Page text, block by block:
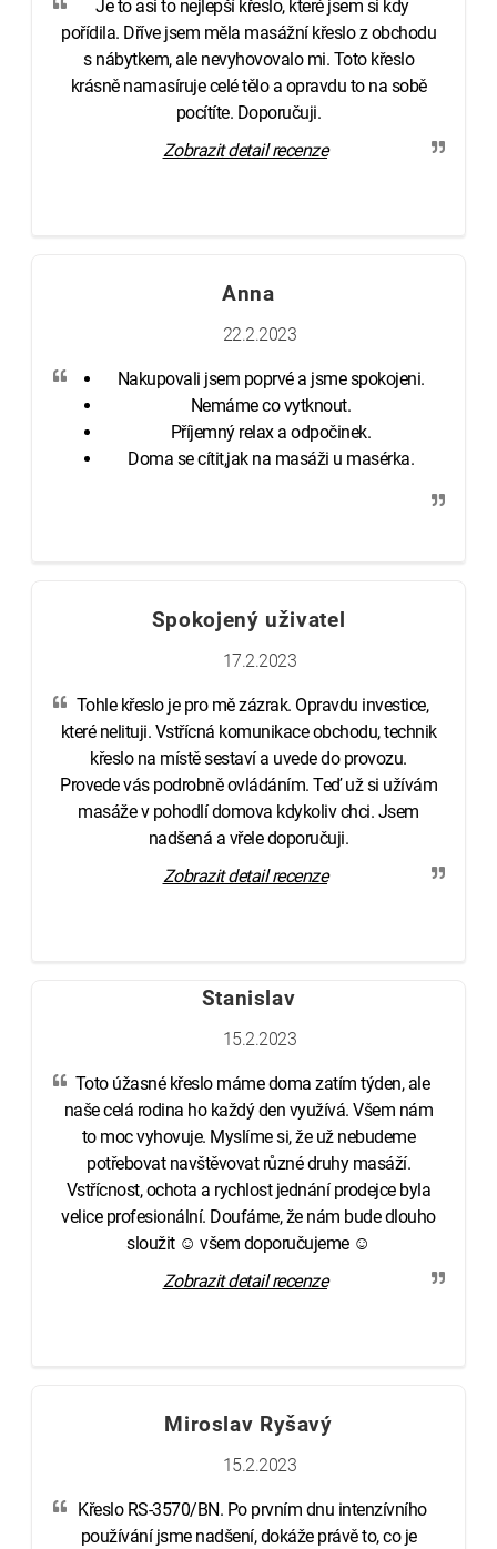
Je to asi to nejlepší křeslo, které jsem si kdy
pořídila. Dříve jsem měla masážní křeslo z obchodu
s nábytkem, ale nevyhovovalo mi. Toto křeslo
krásně namasíruje celé tělo a opravdu to na sobě
pocítíte. Doporučuji.
Zobrazit detail recenze
Anna
22.2.2023
Nakupovali jsem poprvé a jsme spokojeni.
Nemáme co vytknout.
Příjemný relax a odpočinek.
Doma se cítit,jak na masáži u masérka.
Spokojený uživatel
17.2.2023
Tohle křeslo je pro mě zázrak. Opravdu investice,
které nelituji. Vstřícná komunikace obchodu, technik
křeslo na místě sestaví a uvede do provozu.
Provede vás podrobně ovládáním. Teď už si užívám
masáže v pohodlí domova kdykoliv chci. Jsem
nadšená a vřele doporučuji.
Zobrazit detail recenze
Stanislav
15.2.2023
Toto úžasné křeslo máme doma zatím týden, ale
naše celá rodina ho každý den využívá. Všem nám
to moc vyhovuje. Myslíme si, že už nebudeme
potřebovat navštěvovat různé druhy masáží.
Vstřícnost, ochota a rychlost jednání prodejce byla
velice profesionální. Doufáme, že nám bude dlouho
sloužit ☺ všem doporučujeme ☺
Zobrazit detail recenze
Miroslav Ryšavý
15.2.2023
Křeslo RS-3570/BN. Po prvním dnu intenzívního
používání jsme nadšení, dokáže právě to, co je